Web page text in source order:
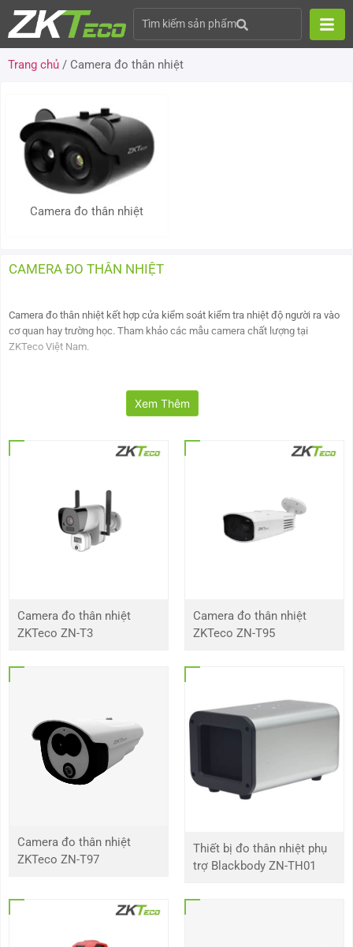
Tìm kiếm sản phẩm
Trang chủ / Camera đo thân nhiệt
Camera đo thân nhiệt
CAMERA ĐO THÂN NHIỆT
Camera đo thân nhiệt kết hợp cửa kiểm soát kiểm tra nhiệt độ người ra vào
cơ quan hay trường học. Tham khảo các mẫu camera chất lượng tại
ZKTeco Việt Nam.
Xem Thêm
Camera đo thân nhiệt
ZKTeco ZN-T3
Camera đo thân nhiệt
ZKTeco ZN-T95
Camera đo thân nhiệt
ZKTeco ZN-T97
Thiết bị đo thân nhiệt phụ
trợ Blackbody ZN-TH01